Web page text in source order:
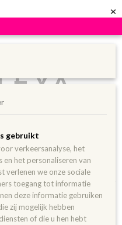
×
gebruikt
verkeersanalyse, het
en het personaliseren van
verlenen we onze sociale
toegang tot informatie
deze informatie gebruiken
zij mogelijk hebben
of die u hen hebt